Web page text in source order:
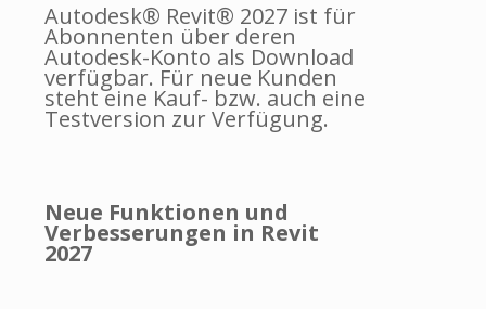
Autodesk® Revit® 2027 ist für
Abonnenten über deren
Autodesk-Konto als Download
verfügbar. Für neue Kunden
steht eine Kauf- bzw. auch eine
Testversion zur Verfügung.
Neue Funktionen und
Verbesserungen in Revit
2027